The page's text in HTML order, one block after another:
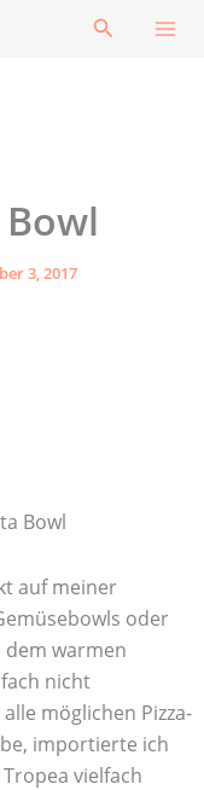
Suchen
3, 2017
Bowl
auf meiner
oder
dem warmen
nicht
möglichen Pizza-
importierte ich
vielfach